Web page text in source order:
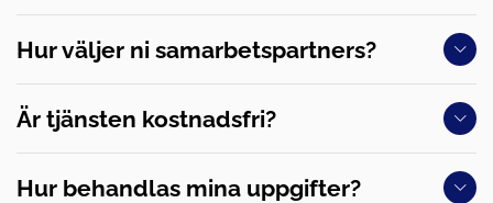
Hur väljer ni samarbetspartners?
Är tjänsten kostnadsfri?
Hur behandlas mina uppgifter?